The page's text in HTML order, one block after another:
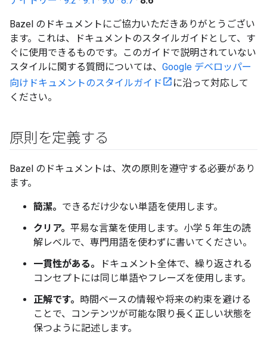
Bazel のドキュメントにご協力いただきありがとうござい
ます。これは、ドキュメントのスタイルガイドとして、す
ぐに使用できるものです。このガイドで説明されていない
スタイルに関する質問については、 Google デベロッパー
向けドキュメントのスタイルガイド
に沿って対応して
ください。
原則を定義する
Bazel のドキュメントは、次の原則を遵守する必要があり
ます。
簡潔。 できるだけ少ない単語を使用します。
クリア。 平易な言葉を使用します。小学 5 年生の読
解レベルで、専門用語を使わずに書いてください。
一貫性がある。
ドキュメント全体で、繰り返される
コンセプトには同じ単語やフレーズを使用します。
正解です。 時間ベースの情報や将来の約束を避ける
ことで、コンテンツが可能な限り長く正しい状態を
保つように記述します。